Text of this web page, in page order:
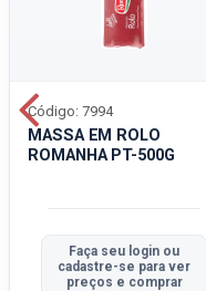
MASSA EM ROLO
ROMANHA PT-500G
Código: 7994
Faça seu login ou
cadastre-se para ver
preços e comprar